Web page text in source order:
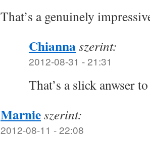
That’s a genuinely
Chiannaszerint:
2012-08-31 - 21:31
That’s a slick anwser
Marnieszerint:
2012-08-11 - 22:08